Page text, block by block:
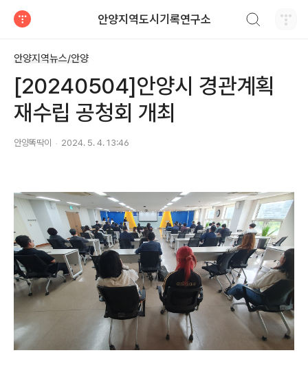
안양지역도시기록연구소
안양지역뉴스/안양
[20240504]안양시 경관계획
재수립 공청회 개최
안양똑딱이 2024. 5. 4. 13:46